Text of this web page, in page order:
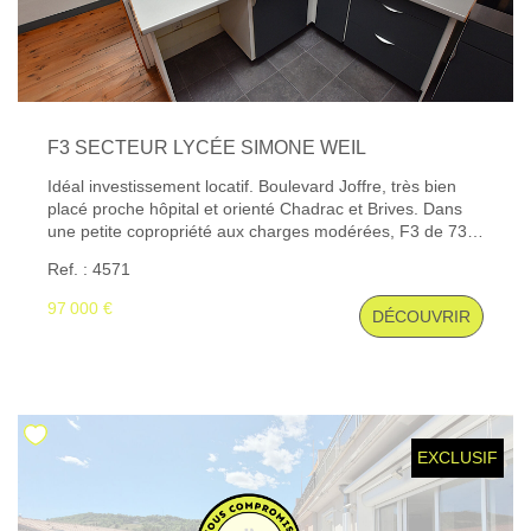
F3 SECTEUR LYCÉE SIMONE WEIL
Idéal investissement locatif. Boulevard Joffre, très bien
placé proche hôpital et orienté Chadrac et Brives. Dans
une petite copropriété aux charges modérées, F3 de 73
ascenseur. Entrée sur une pièce à vivre lumineuse, 2
chambres, des rangement, salle de bains, cuisine
ouverte, un espace buanderie. Bon état général,
radiateurs récents. EXCLUSIVITE Gibert Immobilier
Ref. : 4571
97 000 € DÉCOUVRIR
EXCLUSIF